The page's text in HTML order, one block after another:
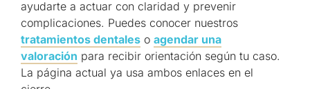
ayudarte a actuar con claridad y prevenir
complicaciones. Puedes conocer nuestros
tratamientos dentales o agendar una
valoración para recibir orientación según tu caso.
La página actual ya usa ambos enlaces en el